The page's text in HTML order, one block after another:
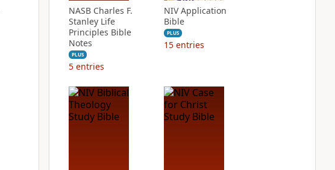
NASB Charles F.
Stanley Life
Principles Bible
Notes
PLUS
5 entries
NIV Application
Bible
PLUS
15 entries